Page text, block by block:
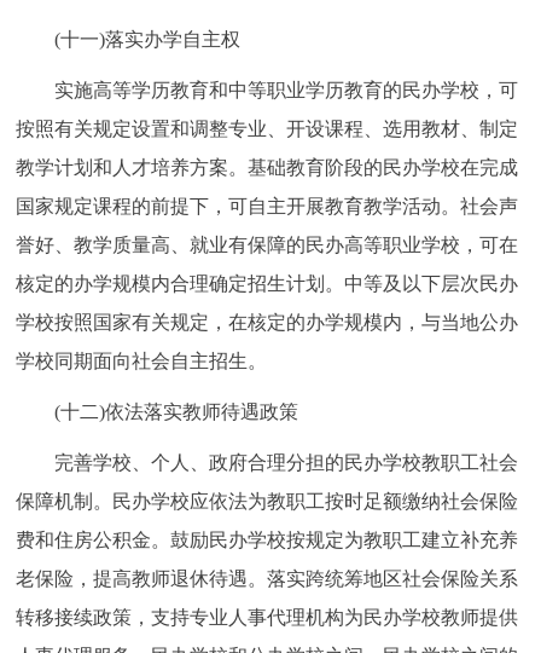
(十一)落实办学自主权
实施高等学历教育和中等职业学历教育的民办学校，可
按照有关规定设置和调整专业、开设课程、选用教材、制定
教学计划和人才培养方案。基础教育阶段的民办学校在完成
国家规定课程的前提下，可自主开展教育教学活动。社会声
誉好、教学质量高、就业有保障的民办高等职业学校，可在
核定的办学规模内合理确定招生计划。中等及以下层次民办
学校按照国家有关规定，在核定的办学规模内，与当地公办
学校同期面向社会自主招生。
(十二)依法落实教师待遇政策
完善学校、个人、政府合理分担的民办学校教职工社会
保障机制。民办学校应依法为教职工按时足额缴纳社会保险
费和住房公积金。鼓励民办学校按规定为教职工建立补充养
老保险，提高教师退休待遇。落实跨统筹地区社会保险关系
转移接续政策，支持专业人事代理机构为民办学校教师提供